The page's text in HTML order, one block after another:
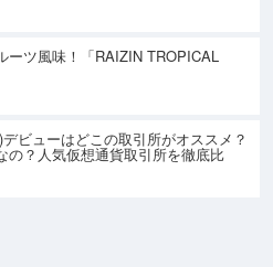
ーツ風味！「RAIZIN TROPICAL
ビューはどこの取引所がオススメ？
の？人気仮想通貨取引所を徹底比